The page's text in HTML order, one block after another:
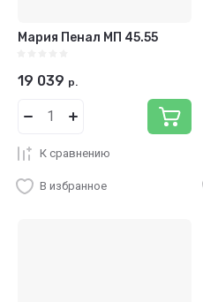
Мария Пенал МП 45.55
19 039 р.
К сравнению
В избранное